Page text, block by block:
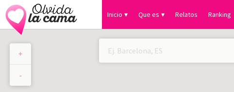
Inicio Que es Relatos Ranking
+
-
×